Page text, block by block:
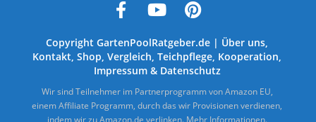
Copyright GartenPoolRatgeber.de | Über uns
Kontakt Shop Vergleich Teichpflege Kooperation
Impressum& Datenschutz
Wir sind Teilnehmer im Partnerprogramm von Amazon EU,
einem Affiliate Programm, durch das wir Provisionen verdienen,
indem wir zu Amazon.de verlinken. Mehr Informationen.